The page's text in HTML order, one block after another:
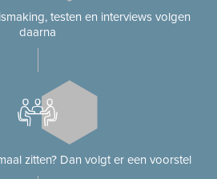
testen en interviews volgen
daarna
zitten? Dan volgt er een voorstel